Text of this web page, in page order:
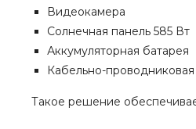
Видеокамера
Солнечная панель 585 Вт
Аккумуляторная батарея
Кабельно-
Такое решение